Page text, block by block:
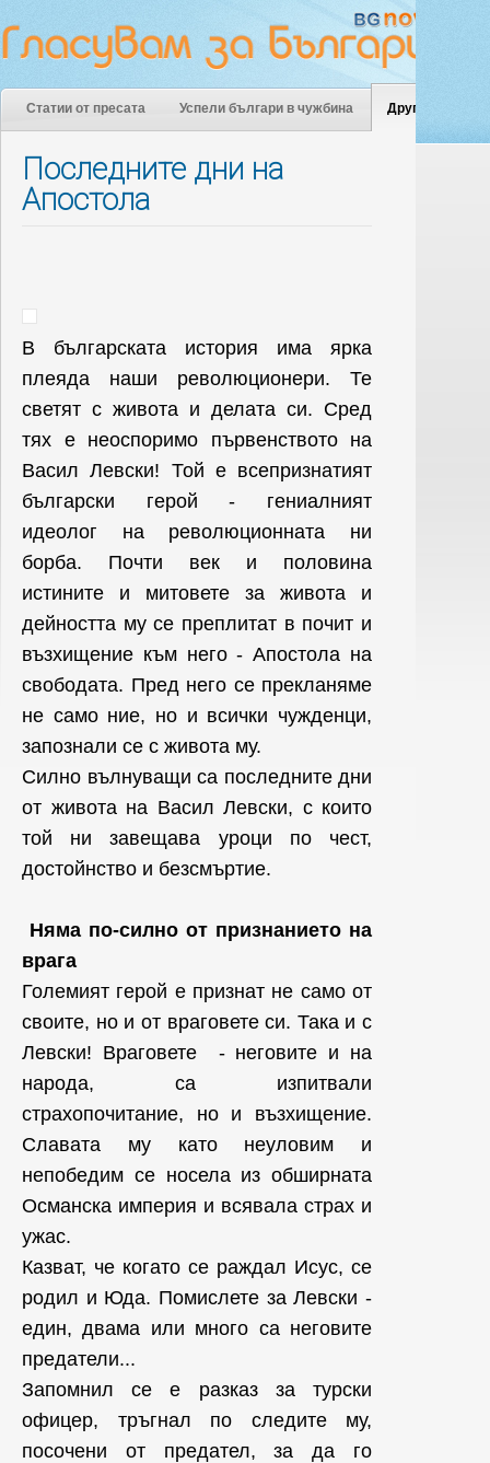
Статии от пресата Успели българи в чужбина Други
Последните дни на
Апостола
В българската история има ярка
плеяда наши революционери. Те
светят с живота и делата си. Сред
тях e неоспоримо първенството на
Васил Левски! Той е всепризнатият
български герой - гениалният
идеолог на революционната ни
борба. Почти век и половина
истините и митовете за живота и
дейността му се преплитат в почит и
възхищение към него - Апостола на
свободата. Пред него се прекланяме
не само ние, но и всички чужденци,
запознали се с живота му.
Силно вълнуващи са последните дни
от живота на Васил Левски, с които
той ни завещава уроци по чест,
достойнство и безсмъртие.
Няма по-силно от признанието на
врага
Големият герой е признат не само от
своите, но и от враговете си. Така и с
Левски! Враговете - неговите и на
народа, са изпитвали
страхопочитание, но и възхищение.
Славата му като неуловим и
непобедим се носела из обширната
Османска империя и всявала страх и
ужас.
Казват, че когато се раждал Исус, се
родил и Юда. Помислете за Левски -
един, двама или много са неговите
предатели...
Запомнил се е разказ за турски
офицер, тръгнал по следите му,
посочени от предател, за да го